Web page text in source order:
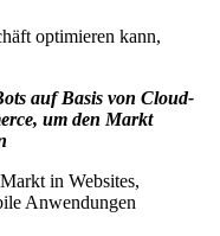
optimieren kann,
auf Basis von Cloud-
um den Markt
in Websites,
Anwendungen